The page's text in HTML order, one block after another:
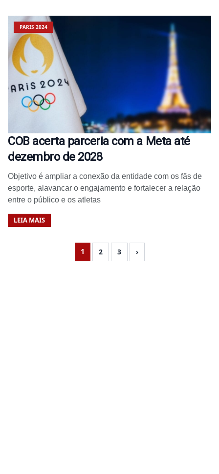
PARIS 2024
COB acerta parceria com a Meta até
dezembro de 2028
Objetivo é ampliar a conexão da entidade com os fãs de
esporte, alavancar o engajamento e fortalecer a relação
entre o público e os atletas
LEIA MAIS
1 2 3 ›